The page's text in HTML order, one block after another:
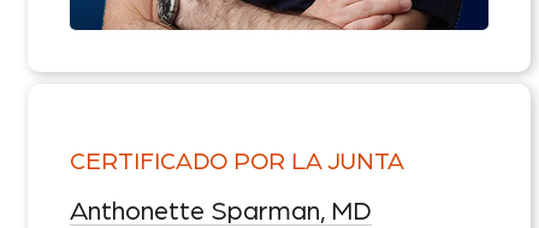
CERTIFICADO POR LA JUNTA
Anthonette Sparman, MD